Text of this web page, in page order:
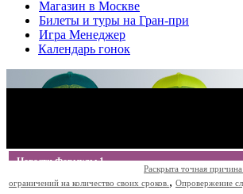
Магазин в Москве
Билеты и туры на Гран-при
Игра Менеджер
Календарь гонок
Новости Формулы 1
Раскрыта точная
ограничений на количество своих сроков. , Опровержение